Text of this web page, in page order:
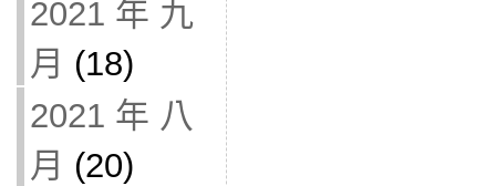
2021 年 九
月 (18)
2021 年 八
月 (20)